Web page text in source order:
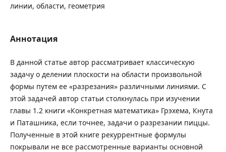
линии, области, геометрия
Аннотация
В данной статье автор рассматривает классическую
задачу о делении плоскости на области произвольной
формы путем ее «разрезания» различными линиями. С
этой задачей автор статьи столкнулась при изучении
главы 1.2 книги «Конкретная математика» Грэхема, Кнута
и Паташника, если точнее, задачи о разрезании пиццы.
Полученные в этой книге рекуррентные формулы
покрывали не все рассмотренные варианты основной